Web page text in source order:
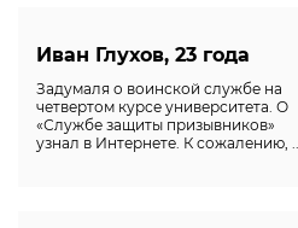
Иван Глухов, 23 года
Задумаля о воинской службе на
четвертом курсе университета. О
«Службе защиты призывников»
узнал в Интернете. К сожалению, ...